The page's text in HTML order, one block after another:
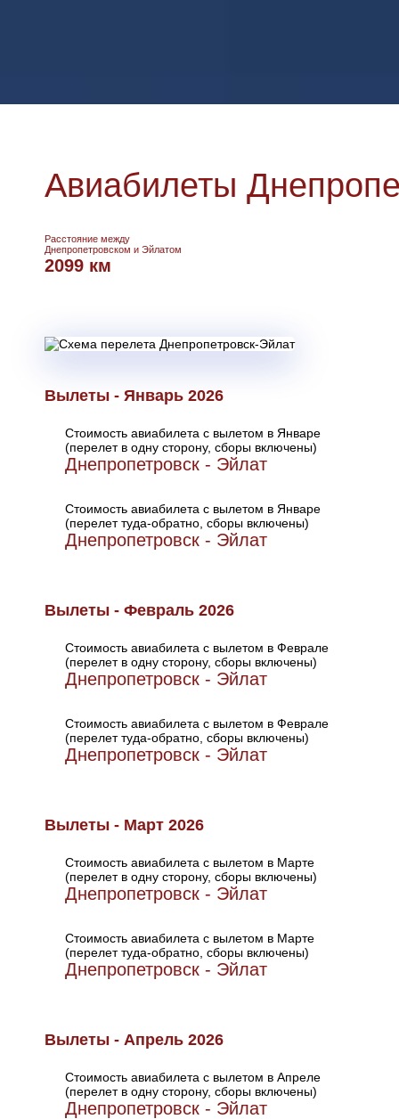
Авиабилеты
Расстояние между
Днепропетровском и Эйлатом
2099 км
Вылеты - Январь 2026
Стоимость авиабилета с вылетом в Январе
(перелет в одну сторону, сборы включены)
Днепропетровск - Эйлат
Стоимость авиабилета с вылетом в Январе
(перелет туда-обратно, сборы включены)
Днепропетровск - Эйлат
Вылеты - Февраль 2026
Стоимость авиабилета с вылетом в Феврале
(перелет в одну сторону, сборы включены)
Днепропетровск - Эйлат
Стоимость авиабилета с вылетом в Феврале
(перелет туда-обратно, сборы включены)
Днепропетровск - Эйлат
Вылеты - Март 2026
Стоимость авиабилета с вылетом в Марте
(перелет в одну сторону, сборы включены)
Днепропетровск - Эйлат
Стоимость авиабилета с вылетом в Марте
(перелет туда-обратно, сборы включены)
Днепропетровск - Эйлат
Вылеты - Апрель 2026
Стоимость авиабилета с вылетом в Апреле
(перелет в одну сторону, сборы включены)
Днепропетровск - Эйлат